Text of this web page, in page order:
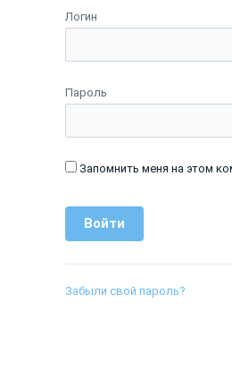
Логин
Пароль
Запомнить меня на этом
Забыли свой пароль?